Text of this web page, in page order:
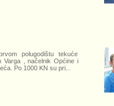
polugodištu tekuće
Varga , načelnik Općine i
Po 1000 KN su pri...